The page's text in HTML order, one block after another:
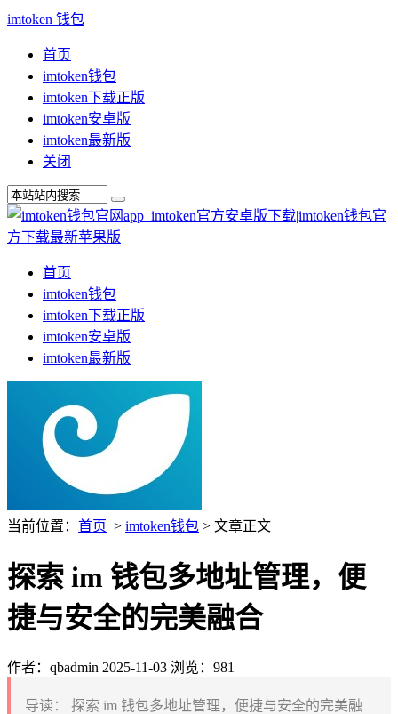
imtoken 钱包
首页
imtoken钱包
imtoken下载正版
imtoken安卓版
imtoken最新版
关闭
首页
imtoken钱包
imtoken下载正版
imtoken安卓版
imtoken最新版
当前位置： 首页 > imtoken钱包 > 文章正文
探索 im 钱包多地址管理，便
捷与安全的完美融合
作者：qbadmin 2025-11-03 浏览：981
导读：
探索 im 钱包多地址管理，便捷与安全的完美融